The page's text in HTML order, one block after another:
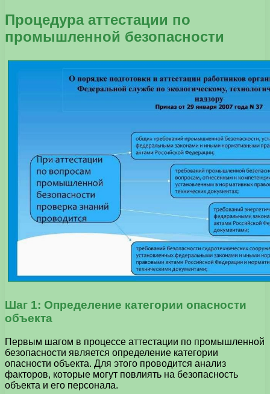
Процедура аттестации по
промышленной безопасности
Шаг 1: Определение категории опасности
объекта
Первым шагом в процессе аттестации по промышленной
безопасности является определение категории
опасности объекта. Для этого проводится анализ
факторов, которые могут повлиять на безопасность
объекта и его персонала.